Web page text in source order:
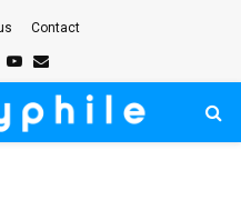
Contact
Youtube
Email